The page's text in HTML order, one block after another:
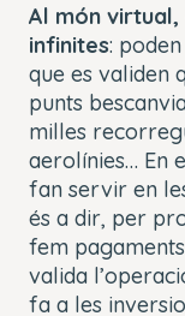
Al món virtual,
infinites:
que es validen
punts
milles
aerolínies… En
fan servir en
és a dir, per
fem
valida
fa a les